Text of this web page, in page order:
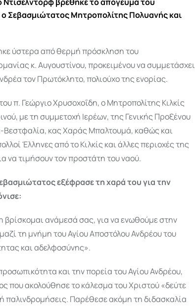
Σεβασμιώτατος Μητροπολίτης Πολυανής και
ύστερα από θερμή πρόσκληση του
κ. Αυγουστίνου, προκειμένου να συμμετάσχει
τον Πρωτόκλητο, πολιούχο της ενορίας.
π. Γεώργιο Χρυσοχοΐδη, ο Μητροπολίτης Κιλκίς
με τη συμμετοχή Ιερέων, της Γενικής Προξένου
Βεστφαλία, κας Χαράς Μπαλτουμά, καθώς και
Έλληνες από το Κιλκίς και άλλες περιοχές της
να τιμήσουν τον προστάτη του ναού.
εξέφρασε τη χαρά του για την
βρίσκομαι ανάμεσά σας, για να ενωθούμε στην
τη μνήμη του Αγίου Αποστόλου Ανδρέου του
και αδελφοσύνης».
και την πορεία του Αγίου Ανδρέου,
που ακολούθησε το κάλεσμα του Χριστού «δεύτε
παλινδρομήσεις. Παρέθεσε ακόμη τη διδασκαλία